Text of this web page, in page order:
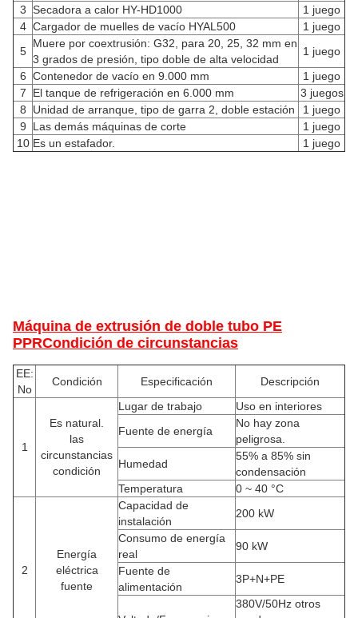
3 Secadora a calor HY-HD1000
1 juego
4 Cargador de muelles de vacío HYAL500
1 juego
5
Muere por coextrusión: G32, para 20, 25, 32 mm en
3 grados de presión, tipo doble de alta velocidad
1 juego
6 Contenedor de vacío en 9.000 mm
1 juego
7
El tanque de refrigeración en 6.000 mm
3 juegos
8
Unidad de arranque, tipo de garra 2, doble estación
1 juego
9
Las demás máquinas de corte
1 juego
10 Es un estafador. 1 juego
Máquina de extrusión de doble tubo PE
PPRCondición de circunstancias
EE:
No
Condición Especificación Descripción
1
Es natural.
las
circunstancias
condición
Lugar de trabajo
Uso en interiores
Fuente de energía
No hay zona
peligrosa.
Humedad
55% a 85% sin
condensación
Temperatura
0 ~ 40 °C
2
Energía
eléctrica
fuente
Capacidad de
instalación
200 kW
Consumo de energía
real
90 kW
Fuente de
alimentación
3P+N+PE
380V/50Hz otros